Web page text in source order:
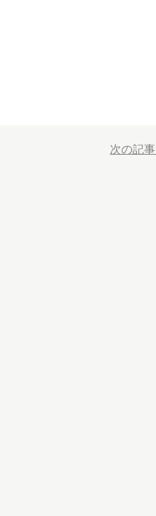
次の記事